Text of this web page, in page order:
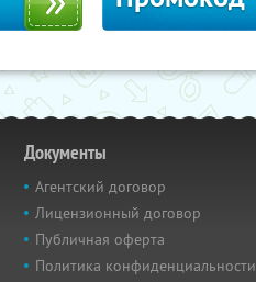
Документы
Агентский договор
Лицензионный договор
Публичная оферта
Политика конфиденциальности